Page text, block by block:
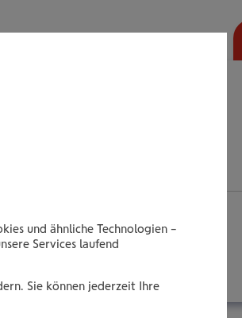
und ähnliche Technologien –
Services laufend
Sie können jederzeit Ihre